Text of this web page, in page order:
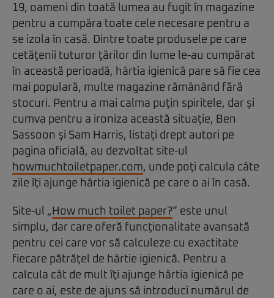
19, oameni din toată lumea au fugit în magazine
pentru a cumpăra toate cele necesare pentru a
se izola în casă. Dintre toate produsele pe care
cetăţenii tuturor ţărilor din lume le-au cumpărat
în această perioadă, hârtia igienică pare să fie cea
mai populară, multe magazine rămânând fără
stocuri. Pentru a mai calma puţin spiritele, dar şi
cumva pentru a ironiza această situaţie, Ben
Sassoon şi Sam Harris, listaţi drept autori pe
pagina oficială, au dezvoltat site-ul
howmuchtoiletpaper.com, unde poţi calcula câte
zile îţi ajunge hârtia igienică pe care o ai în casă.
Site-ul „ How much toilet paper?” este unul
simplu, dar care oferă funcţionalitate avansată
pentru cei care vor să calculeze cu exactitate
fiecare pătrăţel de hârtie igienică. Pentru a
calcula cât de mult îţi ajunge hârtia igienică pe
care o ai, este de ajuns să introduci numărul de